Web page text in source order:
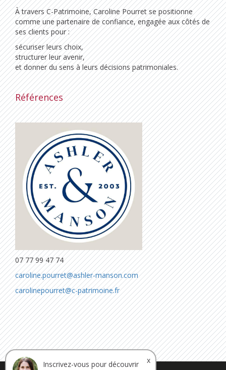
À travers C-Patrimoine, Caroline Pourret se positionne
comme une partenaire de confiance, engagée aux côtés de
ses clients pour :
sécuriser leurs choix,
structurer leur avenir,
et donner du sens à leurs décisions patrimoniales.
Références
07 77 99 47 74
caroline.pourret@ashler-manson.com
carolinepourret@c-patrimoine.fr
Inscrivez-vous pour découvrir
x